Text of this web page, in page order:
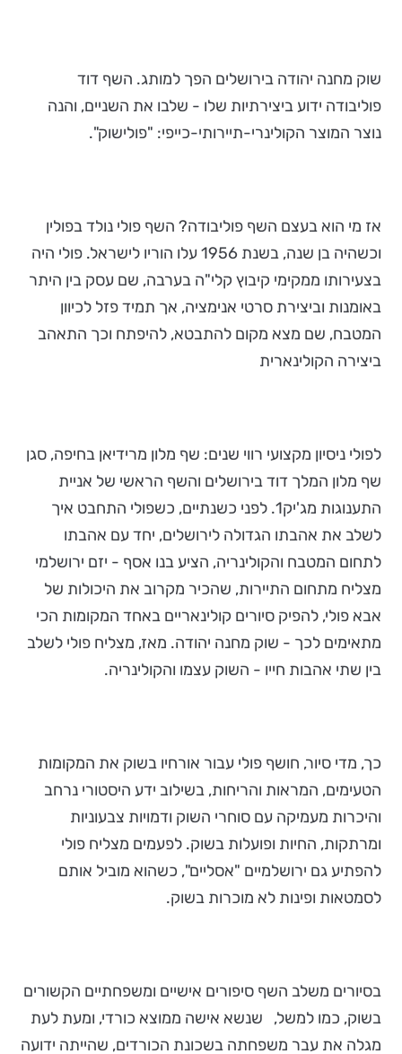
שוק מחנה יהודה בירושלים הפך למותג. השף דוד
פוליבודה ידוע ביצירתיות שלו - שלבו את השניים, והנה
נוצר המוצר הקולינרי-תיירותי-כייפי: "פולישוק".
אז מי הוא בעצם השף פוליבודה? השף פולי נולד בפולין
וכשהיה בן שנה, בשנת 1956 עלו הוריו לישראל. פולי היה
בצעירותו ממקימי קיבוץ קלי"ה בערבה, שם עסק בין היתר
באומנות וביצירת סרטי אנימציה, אך תמיד פזל לכיוון
המטבח, שם מצא מקום להתבטא, להיפתח וכך התאהב
ביצירה הקולינארית
לפולי ניסיון מקצועי רווי שנים: שף מלון מרידיאן בחיפה, סגן
שף מלון המלך דוד בירושלים והשף הראשי של אניית
התענוגות מג'יק1. לפני כשנתיים, כשפולי התחבט איך
לשלב את אהבתו הגדולה לירושלים, יחד עם אהבתו
לתחום המטבח והקולינריה, הציע בנו אסף - יזם ירושלמי
מצליח מתחום התיירות, שהכיר מקרוב את היכולות של
אבא פולי, להפיק סיורים קולינאריים באחד המקומות הכי
מתאימים לכך - שוק מחנה יהודה. מאז, מצליח פולי לשלב
בין שתי אהבות חייו - השוק עצמו והקולינריה.
כך, מדי סיור, חושף פולי עבור אורחיו בשוק את המקומות
הטעימים, המראות והריחות, בשילוב ידע היסטורי נרחב
והיכרות מעמיקה עם סוחרי השוק ודמויות צבעוניות
ומרתקות, החיות ופועלות בשוק. לפעמים מצליח פולי
להפתיע גם ירושלמיים "אסליים", כשהוא מוביל אותם
לסמטאות ופינות לא מוכרות בשוק.
בסיורים משלב השף סיפורים אישיים ומשפחתיים הקשורים
בשוק, כמו למשל, שנשא אישה ממוצא כורדי, ומעת לעת
מגלה את עבר משפחתה בשכונת הכורדים, שהייתה ידועה